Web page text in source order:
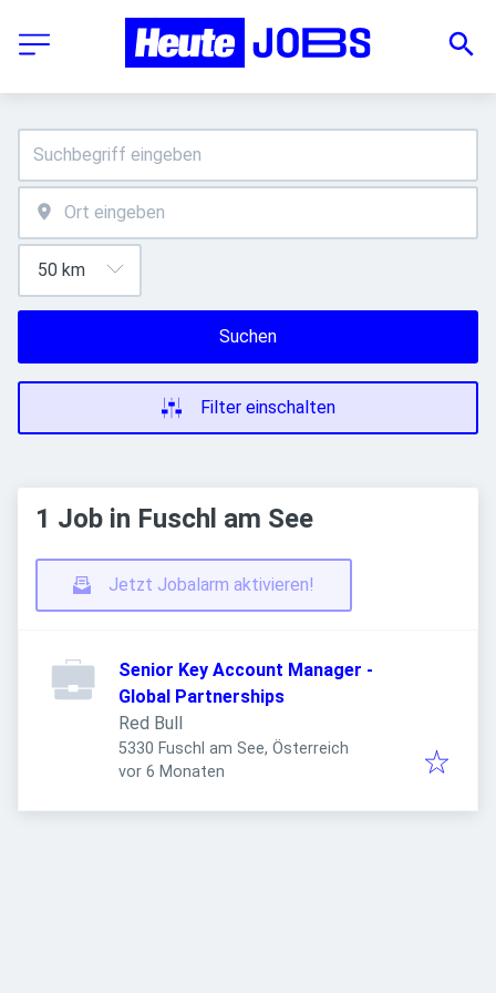
Suchen
Filter einschalten
1 Job in Fuschl am See
Jetzt Jobalarm aktivieren!
Senior Key Account Manager -
Global Partnerships
Red Bull
5330 Fuschl am See, Österreich
Veröffentlicht:
vor 6 Monaten